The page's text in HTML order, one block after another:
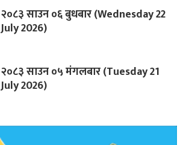
२०८३ साउन ०६ बुधबार (Wednesday 22
July 2026)
२०८३ साउन ०५ मंगलबार (Tuesday 21
July 2026)